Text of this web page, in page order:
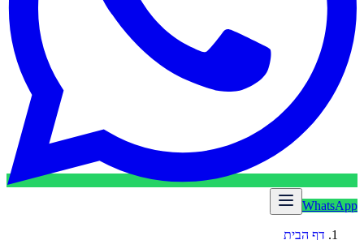
WhatsApp
דף הבית